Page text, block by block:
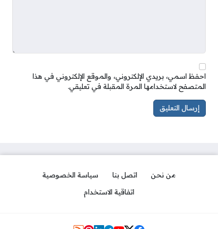
احفظ اسمي، بريدي الإلكتروني، والموقع الإلكتروني في هذا
المتصفح لاستخدامها المرة المقبلة في تعليقي.
من نحن اتصل بنا
سياسة الخصوصية
اتفاقية الاستخدام